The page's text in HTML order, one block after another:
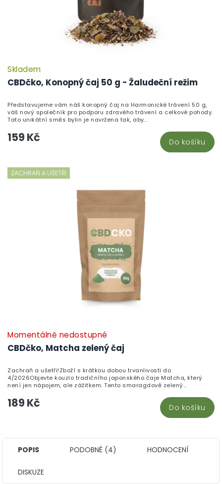
CBDčko, Konopný čaj 50 g - Žaludeční režim
Skladem
159 Kč Do košíku
Představujeme vám náš konopný čaj na Harmonické trávení 50 g,
váš nový společník pro podporu zdravého trávení a celkové pohody.
Tato unikátní směs bylin je navržena tak, aby...
ZACHRAŇ A UŠETŘI
CBDčko, Matcha zelený čaj
Momentálně nedostupné
189 Kč Do košíku
Zachraň a ušetři!Zboží s krátkou dobou trvanlivosti do
4/2026Objevte kouzlo tradičního japonského čaje Matcha, který
není jen nápojem, ale zážitkem. Tento smaragdově zelený...
POPIS PODOBNÉ (4) HODNOCENÍ
DISKUZE